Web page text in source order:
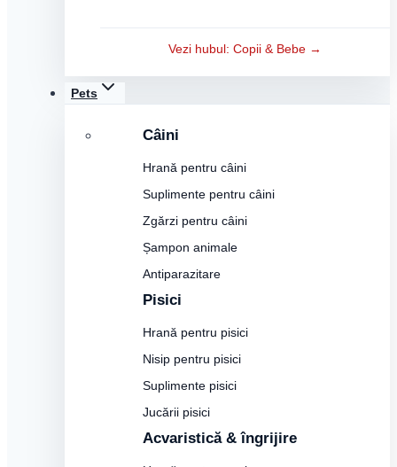
Vezi hubul: Copii & Bebe →
Pets
Câini
Hrană pentru câini
Suplimente pentru câini
Zgărzi pentru câini
Șampon animale
Antiparazitare
Pisici
Hrană pentru pisici
Nisip pentru pisici
Suplimente pisici
Jucării pisici
Acvaristică & îngrijire